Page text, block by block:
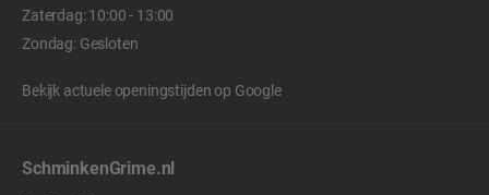
Zaterdag: 10:00 - 13:00
Zondag: Gesloten
Bekijk actuele openingstijden op Google
SchminkenGrime.nl